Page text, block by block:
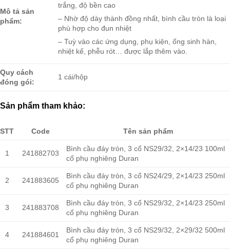
Mô tả sản
phẩm:
trắng, độ bền cao
– Nhờ độ dày thành đồng nhất, bình cầu tròn là loại
phù hợp cho đun nhiệt
– Tuỳ vào các ứng dụng, phụ kiện, ống sinh hàn,
nhiệt kế, phễu rót… được lắp thêm vào.
Quy cách
đóng gói:
1 cái/hộp
Sản phẩm tham khảo:
STT Code Tên sản phẩm
1 241882703
Bình cầu đáy tròn, 3 cổ NS29/32, 2×14/23 100ml
cổ phụ nghiêng Duran
2 241883605
Bình cầu đáy tròn, 3 cổ NS24/29, 2×14/23 250ml
cổ phụ nghiêng Duran
3 241883708
Bình cầu đáy tròn, 3 cổ NS29/32, 2×14/23 250ml
cổ phụ nghiêng Duran
4 241884601
Bình cầu đáy tròn, 3 cổ NS29/32, 2×29/32 500ml
cổ phụ nghiêng Duran